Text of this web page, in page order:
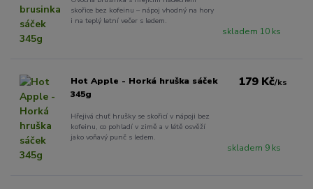
skořice bez kofeinu – nápoj vhodný na hory
i na teplý letní večer s ledem.
skladem 10 ks
Hot Apple - Horká hruška sáček
345g
Hřejivá chuť hrušky se skořicí v nápoji bez
kofeinu, co pohladí v zimě a v létě osvěží
jako voňavý punč s ledem.
179 Kč/ks
skladem 9 ks